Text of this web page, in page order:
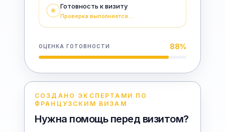
Готовность к визиту
Проверка выполняется…
ОЦЕНКА ГОТОВНОСТИ 88%
СОЗДАНО ЭКСПЕРТАМИ ПО
ФРАНЦУЗСКИМ ВИЗАМ
Нужна помощь перед визитом?